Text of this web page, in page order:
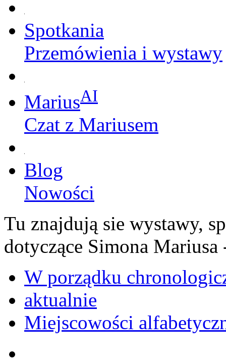
Spotkania
Przemówienia i wystawy
MariusAI
Czat z Mariusem
Blog
Nowości
Tu znajdują sie wystawy,
dotyczące Simona
W porządku
aktualnie
Miejscowości